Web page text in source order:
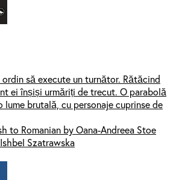
să execute un turnător. Rătăcind
ei înșiși urmăriți de trecut. O parabolă
brutală, cu personaje cuprinse de
to Romanian by Oana-Andreea Stoe
Szatrawska